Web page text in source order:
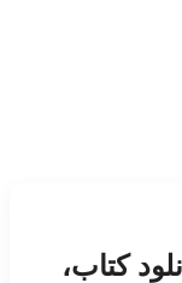
کتاب،